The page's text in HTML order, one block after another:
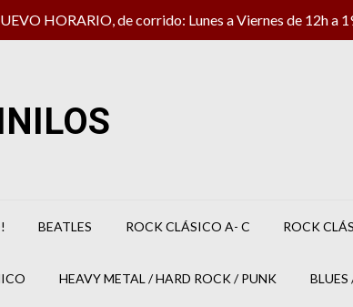
HORARIO, de corrido: Lunes a Viernes de 12h a
BEATLES ROCK CLÁSICO A- C ROCK
HEAVY METAL / HARD ROCK / PUNK